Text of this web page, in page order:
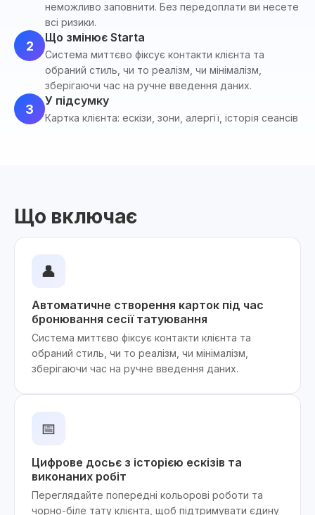
неможливо заповнити. Без передоплати ви несете
всі ризики.
2
Що змінює Starta
Система миттєво фіксує контакти клієнта та
обраний стиль, чи то реалізм, чи мінімалізм,
зберігаючи час на ручне введення даних.
3
У підсумку
Картка клієнта: ескізи, зони, алергії, історія сеансів
Що включає
👤
Автоматичне створення карток під час
бронювання сесії татуювання
Система миттєво фіксує контакти клієнта та
обраний стиль, чи то реалізм, чи мінімалізм,
зберігаючи час на ручне введення даних.
📅
Цифрове досьє з історією ескізів та
виконаних робіт
Переглядайте попередні кольорові роботи та
чорно-біле тату клієнта, щоб підтримувати єдину